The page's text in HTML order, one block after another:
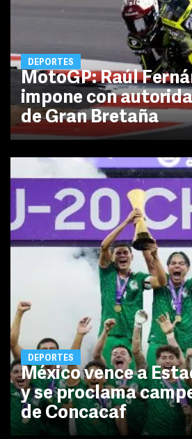
DEPORTES
MotoGP: Raúl
impone con
de Gran Bretaña
DEPORTES
México vence a
y se proclama
de Concacaf